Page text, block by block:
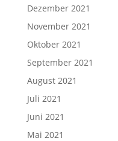
Dezember 2021
November 2021
Oktober 2021
September 2021
August 2021
Juli 2021
Juni 2021
Mai 2021